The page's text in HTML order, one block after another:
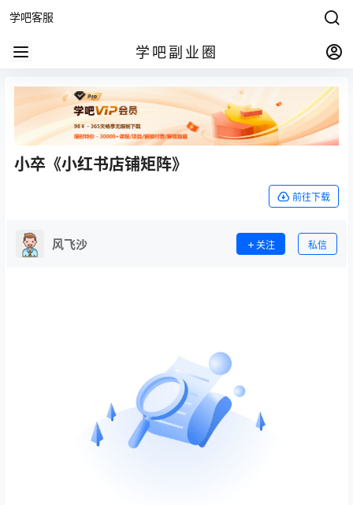
学吧客服
学吧副业圈
小卒《小红书店铺矩阵》
前往下载
风飞沙 关注 私信